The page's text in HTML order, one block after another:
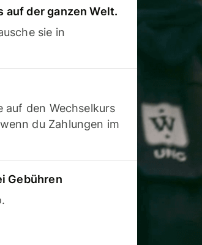
auf der ganzen Welt.
sie in
auf den Wechselkurs
du Zahlungen im
Gebühren